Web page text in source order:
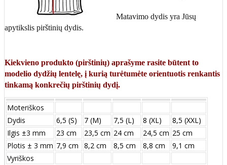
Matavimo dydis yra Jūsų
apytikslis pirštinių dydis.
Kiekvieno produkto (pirštinių) aprašyme rasite būtent to
modelio dydžių lentelę, į kurią turėtumėte orientuotis renkantis
tinkamą konkrečių pirštinių dydį.
Moteriškos
Dydis
6,5 (S) 7 (M) 7,5 (L) 8 (XL)
8,5 (XXL)
Ilgis ±3 mm
23 cm 23,5 cm 24 cm 24,5 cm 25 cm
Plotis ± 3 mm 7,9 cm 8,2 cm 8,5 cm 8,8 cm
9,1 cm
Vyriškos